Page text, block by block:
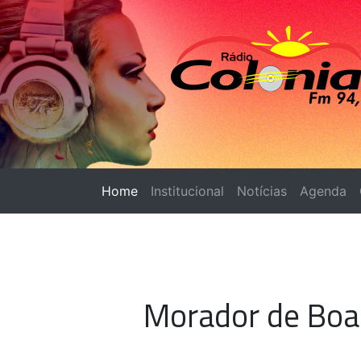
Home (página atual)
Institucional Notícias Agenda
Morador de